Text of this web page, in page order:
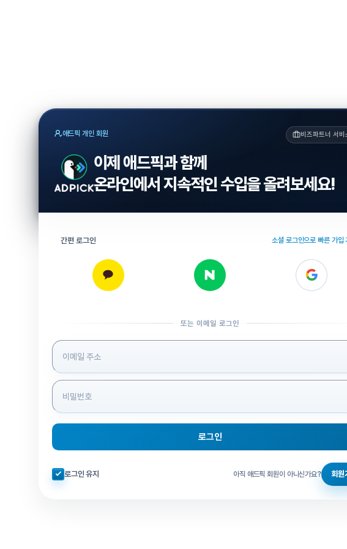
애드픽 개인 회원 비즈파트너 서비
이제 애드픽과 함께
온라인에서 지속적인 수입을 올려보세요!
간편 로그인 소셜 로그인으로 빠른 가입
또는 이메일 로그인
로그인 정보 입력
로그인
자동로그인 체크
로그인 유지 아직 애드픽 회원이 아니신가요? 회원